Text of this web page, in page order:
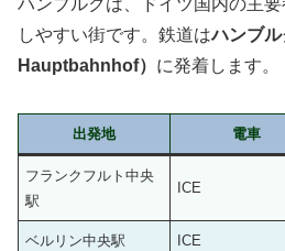
ハンブルクは、ドイツ国内の主
しやすい街です。鉄道はハンブ
Hauptbahnhof） に発着します。
出発地 電車
フランクフルト中央
駅
ICE
ベルリン中央駅 ICE